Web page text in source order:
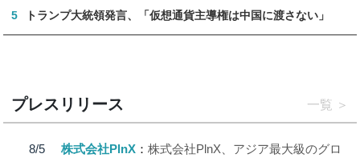
5 トランプ大統領発言、「仮想通貨主導権は中国に渡さない」
プレスリリース 一覧
8/5
株式会社PlnX
株式会社PlnX、アジア最大級のグロ